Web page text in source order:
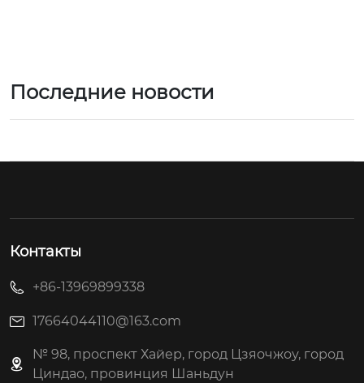
Последние новости
Контакты
+86-13969899338
17664044110@163.com
№ 98, проспект Хайер, город Цзяочжоу, город
Циндао, провинция Шаньдун